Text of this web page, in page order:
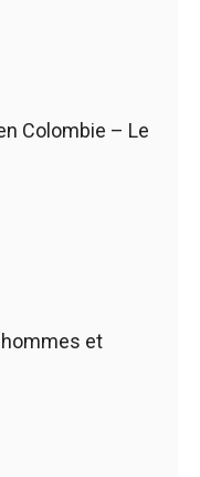
Colombie – Le
hommes et